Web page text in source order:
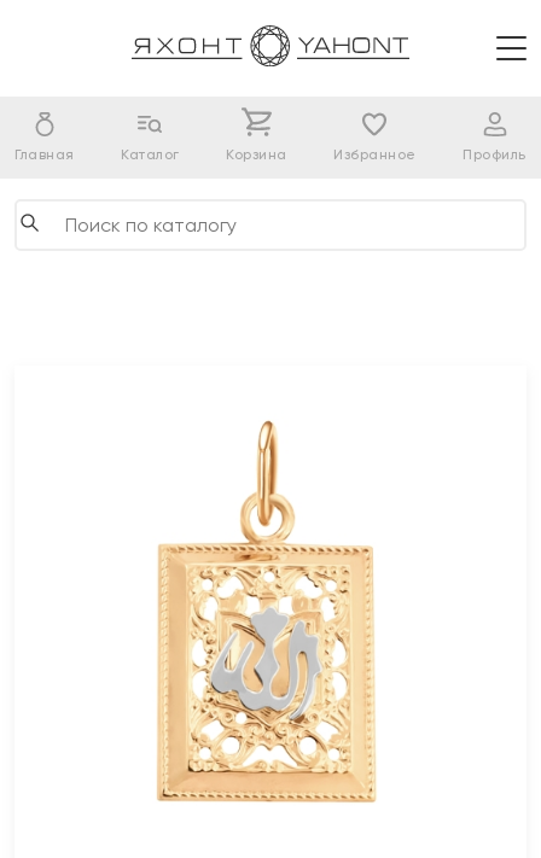
Главная Каталог Корзина Избранное Профиль